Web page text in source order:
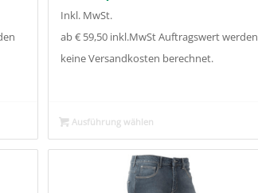
Inkl. MwSt.
ab € 59,50 inkl.MwSt Auftragswert werden
keine Versandkosten berechnet.
Ausführung wählen